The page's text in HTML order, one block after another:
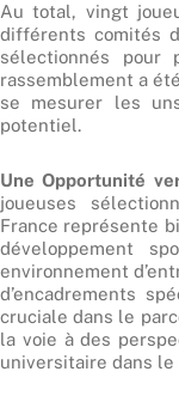
Au total, vingt
différents comités
sélectionnés pour
rassemblement a
se mesurer les
potentiel.
Une Opportunité
joueuses
France représente
développement
environnement
d’encadrements
cruciale dans le
la voie à des
universitaire dans